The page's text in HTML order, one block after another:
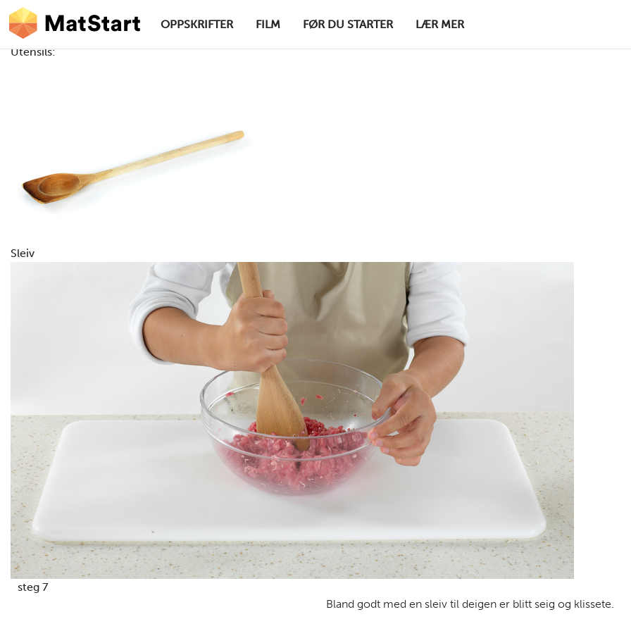
Hopp til hovedinnhold
hovednavigasjonsskrivebordsversjon
OPPSKRIFTER FILM FØR DU STARTER LÆR MER
Utensils:
Sleiv
steg 7
Bland godt med en sleiv til deigen er blitt seig og klissete.